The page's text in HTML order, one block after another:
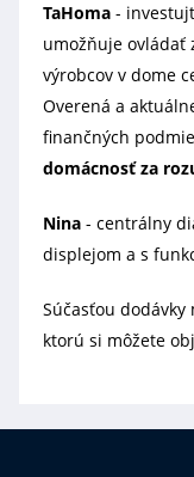
TaHoma -
umožňuje ovládať
výrobcov v dome
Overená a
finančných
domácnosť za
Nina - centrálny
displejom a s
Súčasťou
ktorú si môžete